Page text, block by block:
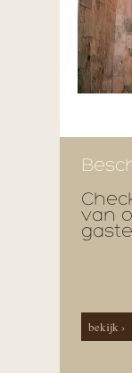
van
bekijk ›